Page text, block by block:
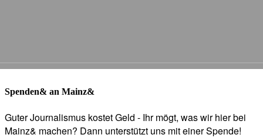
Spenden& an Mainz&
Guter Journalismus kostet Geld - Ihr mögt, was wir hier bei
Mainz& machen? Dann unterstützt uns mit einer Spende!